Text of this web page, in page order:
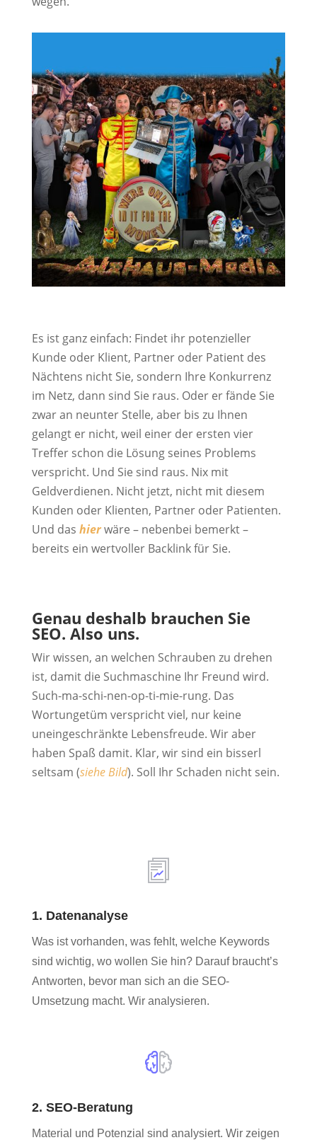
Es ist ganz einfach: Findet ihr potenzieller
Kunde oder Klient, Partner oder Patient des
Nächtens nicht Sie, sondern Ihre Konkurrenz
im Netz, dann sind Sie raus. Oder er fände Sie
zwar an neunter Stelle, aber bis zu Ihnen
gelangt er nicht, weil einer der ersten vier
Treffer schon die Lösung seines Problems
verspricht. Und Sie sind raus. Nix mit
Geldverdienen. Nicht jetzt, nicht mit diesem
Kunden oder Klienten, Partner oder Patienten.
Und das hierwäre – nebenbei bemerkt –
bereits ein wertvoller Backlink für Sie.
Genau deshalb brauchen Sie
SEO. Also uns.
Wir wissen, an welchen Schrauben zu drehen
ist, damit die Suchmaschine Ihr Freund wird.
Such-ma-schi-nen-op-ti-mie-rung. Das
Wortungetüm verspricht viel, nur keine
uneingeschränkte Lebensfreude. Wir aber
haben Spaß damit. Klar, wir sind ein bisserl
seltsam (siehe Bild). Soll Ihr Schaden nicht sein.
1. Datenanalyse
Was ist vorhanden, was fehlt, welche Keywords
sind wichtig, wo wollen Sie hin? Darauf braucht’s
Antworten, bevor man sich an die SEO-
Umsetzung macht. Wir analysieren.
2. SEO-Beratung
Material und Potenzial sind analysiert. Wir zeigen